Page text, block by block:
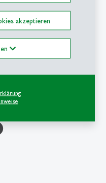
akzeptieren
St.Gallen (HSG)
40a
9000 St.Gallen
+41 71 224 26 30